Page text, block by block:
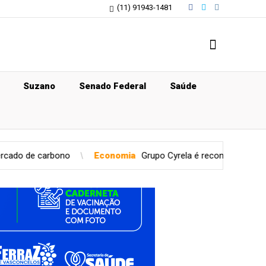
(11) 91943-1481
Suzano Senado Federal Saúde
Economia Grupo Cyrela é reconhecido como Empresa Pró-